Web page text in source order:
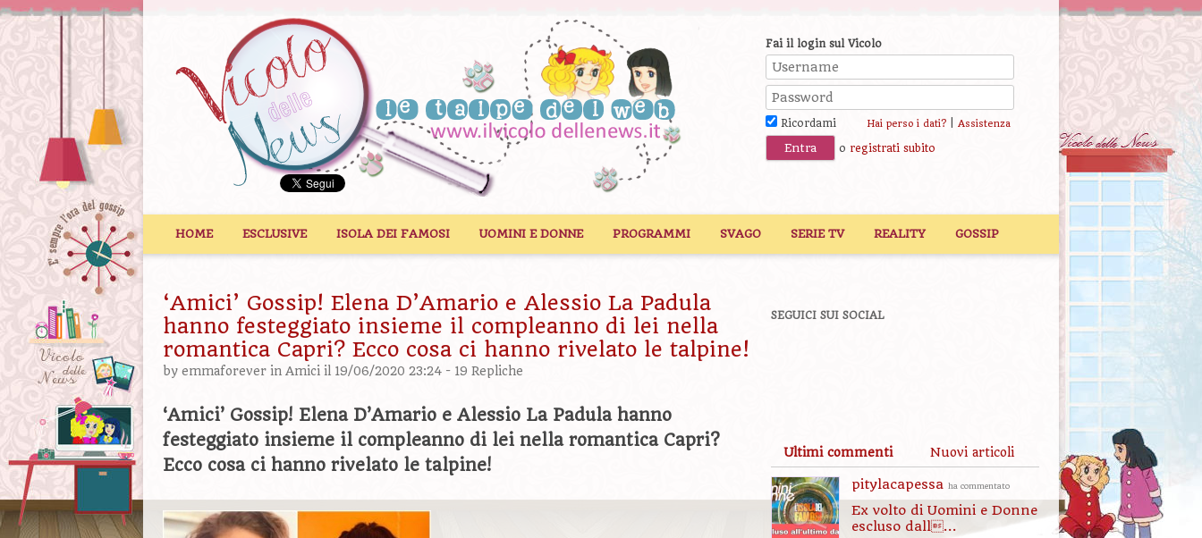
Fai il login sul Vicolo
Ricordami Hai perso i dati?| Assistenza
o registrati subito
HOME ESCLUSIVE ISOLA DEI FAMOSI UOMINI E DONNE PROGRAMMI SVAGO SERIE TV REALITY GOSSIP
‘Amici’ Gossip! Elena D’Amario e Alessio La Padula
hanno festeggiato insieme il compleanno di lei nella
romantica Capri? Ecco cosa ci hanno rivelato le talpine!
by emmaforever in Amici il 19/06/2020 23:24 - 19 Repliche
‘Amici’ Gossip! Elena D’Amario e Alessio La Padula hanno
festeggiato insieme il compleanno di lei nella romantica Capri?
Ecco cosa ci hanno rivelato le talpine!
SEGUICI SUI SOCIAL
Ultimi commenti Nuovi articoli
pitylacapessa ha commentato
Ex volto di Uomini e Donne
escluso dall...